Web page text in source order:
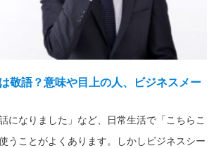
敬語？意味や目上の人、ビジネスメー
になりました」など、日常生活で「こちらこ
うことがよくあります。しかしビジネスシー